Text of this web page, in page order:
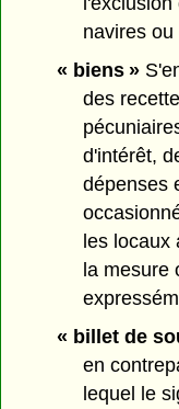
navires
« biens »
des
d'intérêt,
dépenses
les locaux
la mesure
« billet de
en
lequel le